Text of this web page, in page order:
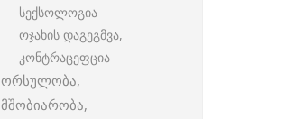
სექსოლოგია
ოჯახის დაგეგმვა,
კონტრაცეფცია
ორსულობა,
მშობიარობა,